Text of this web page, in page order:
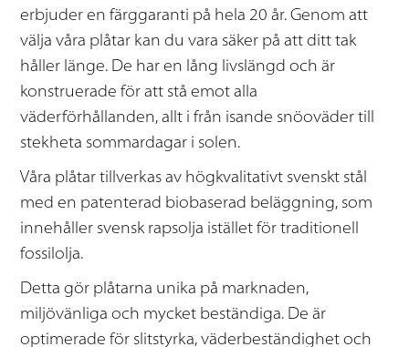
erbjuder en färggaranti på hela 20 år. Genom att
välja våra plåtar kan du vara säker på att ditt tak
håller länge. De har en lång livslängd och är
konstruerade för att stå emot alla
väderförhållanden, allt i från isande snöoväder till
stekheta sommardagar i solen.
Våra plåtar tillverkas av högkvalitativt svenskt stål
med en patenterad biobaserad beläggning, som
innehåller svensk rapsolja istället för traditionell
fossilolja.
Detta gör plåtarna unika på marknaden,
miljövänliga och mycket beständiga. De är
optimerade för slitstyrka, väderbeständighet och